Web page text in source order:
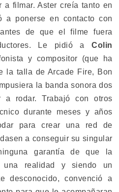
a filmar. Aster creía tanto en
a ponerse en contacto con
de que el filme fuera
Le pidió aColin
y compositor (que ha
la talla de Arcade Fire, Bon
la banda sonora dos
a rodar. Trabajó con otros
durante meses y años
para crear una red de
a conseguir su singular
garantía de que la
realidad y siendo un
desconocido, convenció a